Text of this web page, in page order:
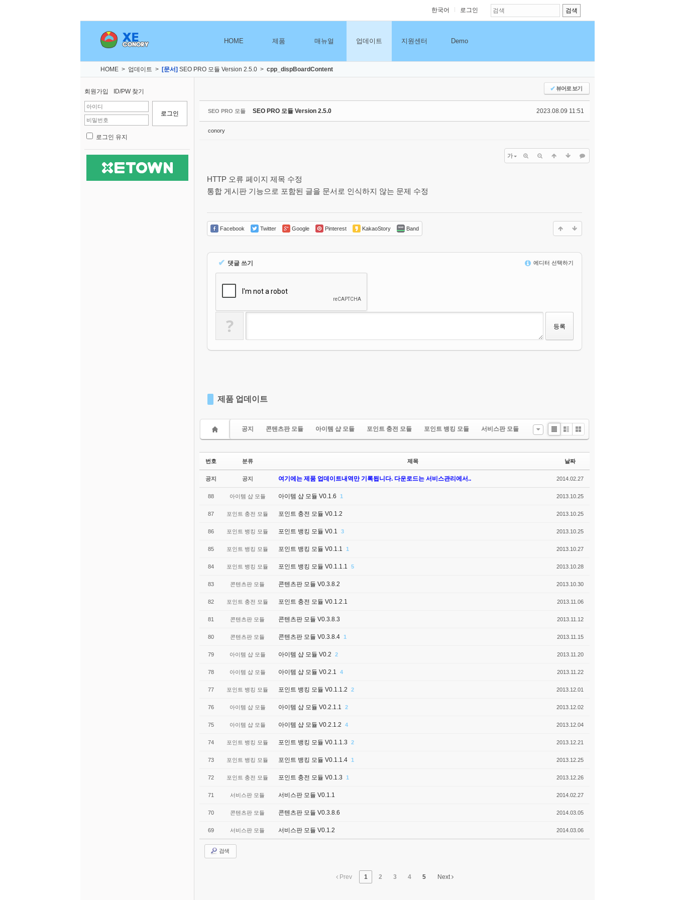
한국어 로그인
HOME 제품 매뉴얼 업데이트 지원센터 Demo
HOME > 업데이트 > [문서] SEO PRO 모듈 Version 2.5.0 > cpp_dispBoardContent
회원가입 ID/PW 찾기
로그인 유지
✔뷰어로 보기
SEO PRO 모듈 2023.08.09 11:51
SEO PRO 모듈 Version 2.5.0
conory
가
HTTP 오류 페이지 제목 수정
통합 게시판 기능으로 포함된 글을 문서로 인식하지 않는 문제 수정
Facebook Twitter Google Pinterest KakaoStory Band
✔ 댓글 쓰기 에디터 선택하기
?
제품 업데이트
공지 콘텐츠판 모듈 아이템 샵 모듈 포인트 충전 모듈 포인트 뱅킹 모듈
서비스판 모듈
List ZineGallery
번호 분류 제목 날짜
공지 공지 여기에는 제품 업데이트내역만 기록됩니다. 다운로드는 서비스관리에서.. 2014.02.27
88 아이템 샵 모듈 아이템 샵 모듈 V0.1.6 1 2013.10.25
87 포인트 충전 모듈 포인트 충전 모듈 V0.1.2 2013.10.25
86 포인트 뱅킹 모듈 포인트 뱅킹 모듈 V0.1 3 2013.10.25
85 포인트 뱅킹 모듈 포인트 뱅킹 모듈 V0.1.1 1 2013.10.27
84 포인트 뱅킹 모듈 포인트 뱅킹 모듈 V0.1.1.1 5 2013.10.28
83 콘텐츠판 모듈 콘텐츠판 모듈 V0.3.8.2 2013.10.30
82 포인트 충전 모듈 포인트 충전 모듈 V0.1.2.1 2013.11.06
81 콘텐츠판 모듈 콘텐츠판 모듈 V0.3.8.3 2013.11.12
80 콘텐츠판 모듈 콘텐츠판 모듈 V0.3.8.4 1 2013.11.15
79 아이템 샵 모듈 아이템 샵 모듈 V0.2 2 2013.11.20
78 아이템 샵 모듈 아이템 샵 모듈 V0.2.1 4 2013.11.22
77 포인트 뱅킹 모듈 포인트 뱅킹 모듈 V0.1.1.2 2 2013.12.01
76 아이템 샵 모듈 아이템 샵 모듈 V0.2.1.1 2 2013.12.02
75 아이템 샵 모듈 아이템 샵 모듈 V0.2.1.2 4 2013.12.04
74 포인트 뱅킹 모듈 포인트 뱅킹 모듈 V0.1.1.3 2 2013.12.21
73 포인트 뱅킹 모듈 포인트 뱅킹 모듈 V0.1.1.4 1 2013.12.25
72 포인트 충전 모듈 포인트 충전 모듈 V0.1.3 1 2013.12.26
71 서비스판 모듈 서비스판 모듈 V0.1.1 2014.02.27
70 콘텐츠판 모듈 콘텐츠판 모듈 V0.3.8.6 2014.03.05
69 서비스판 모듈 서비스판 모듈 V0.1.2 2014.03.06
검색
Prev 1 2 3 4 5 Next